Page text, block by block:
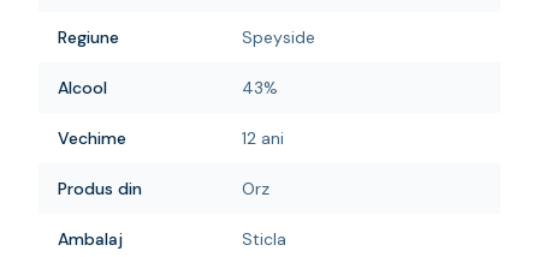
Regiune Speyside
Alcool 43%
Vechime 12 ani
Produs din Orz
Ambalaj Sticla